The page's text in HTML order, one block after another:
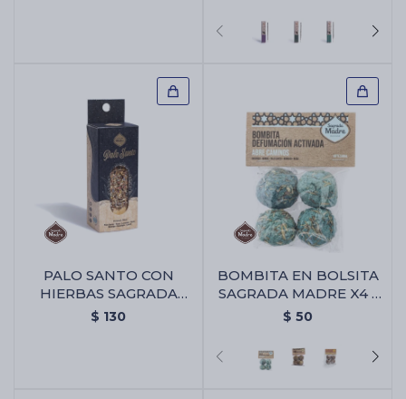
PALO SANTO CON
HIERBAS SAGRADA
MADRE X1 - Palo Santo
$ 130
BOMBITA EN BOLSITA
SAGRADA MADRE X4 -
Abre Camino
$ 50